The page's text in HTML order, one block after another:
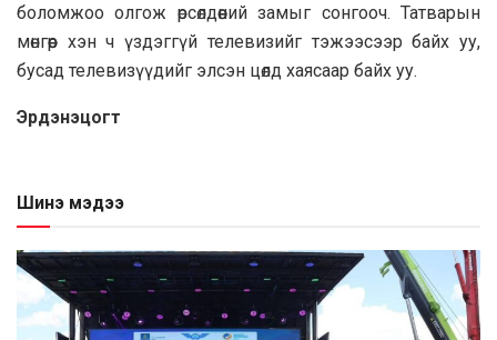
боломжоо олгож өрсөлдөөний замыг сонгооч. Татварын
мөнгөөр хэн ч үздэггүй телевизийг тэжээсээр байх уу,
бусад телевизүүдийг элсэн цөлд хаясаар байх уу.
Эрдэнэцогт
Шинэ мэдээ